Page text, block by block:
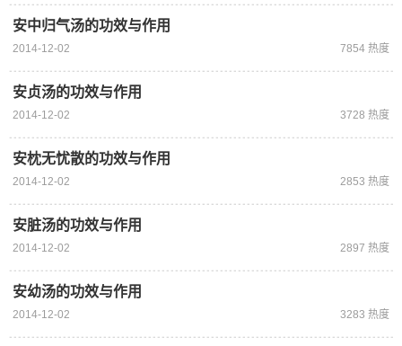
安中归气汤的功效与作用
2014-12-02 7854 热度
安贞汤的功效与作用
2014-12-02 3728 热度
安枕无忧散的功效与作用
2014-12-02 2853 热度
安脏汤的功效与作用
2014-12-02 2897 热度
安幼汤的功效与作用
2014-12-02 3283 热度